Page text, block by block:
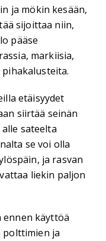
ja mökin kesään,
sijoittaa niin,
pääse
markiisia,
etäisyydet
siirtää seinän
sateelta
se voi olla
ja rasvan
liekin paljon
ennen käyttöä
ja